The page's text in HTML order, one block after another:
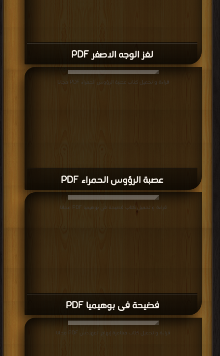
لغز الوجه الاصفر PDF
عصبة الرؤوس الحمراء PDF
قراءة و تحميل كتاب عصبة الرؤوس الحمراء PDF مجانا
فضيحة فى بوهيميا PDF
قراءة و تحميل كتاب فضيحة فى بوهيميا PDF مجانا
قراءة و تحميل كتاب مغامرة إبهام المهندس PDF مجانا